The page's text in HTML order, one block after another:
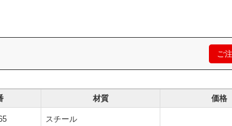
ご
材質 価格
スチール